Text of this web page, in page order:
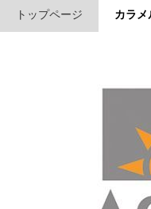
トップページ カラ